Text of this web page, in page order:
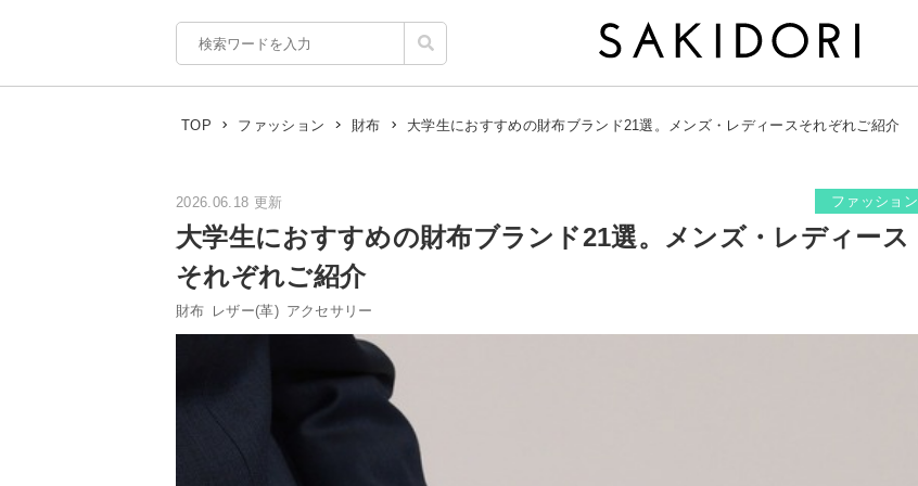
TOP ファッション 財布 大学生におすすめの財布ブランド21選。メンズ・レディースそれぞれご紹介
2026.06.18 更新 ファッション
大学生におすすめの財布ブランド21選。メンズ・レディース
それぞれご紹介
財布 レザー(革) アクセサリー